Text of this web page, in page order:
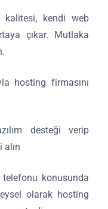
kendi web
çıkar. Mutlaka
hosting firmasını
desteği verip
alın
telefonu konusunda
olarak hosting